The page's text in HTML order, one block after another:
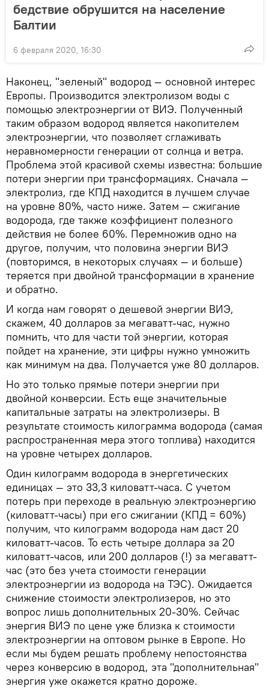
бедствие обрушится на население
Балтии
6 февраля 2020, 16:30
Наконец, "зеленый" водород — основной интерес
Европы. Производится электролизом воды с
помощью электроэнергии от ВИЭ. Полученный
таким образом водород является накопителем
электроэнергии, что позволяет сглаживать
неравномерности генерации от солнца и ветра.
Проблема этой красивой схемы известна: большие
потери энергии при трансформациях. Сначала —
электролиз, где КПД находится в лучшем случае
на уровне 80%, часто ниже. Затем — сжигание
водорода, где также коэффициент полезного
действия не более 60%. Перемножив одно на
другое, получим, что половина энергии ВИЭ
(повторимся, в некоторых случаях — и больше)
теряется при двойной трансформации в хранение
и обратно.
И когда нам говорят о дешевой энергии ВИЭ,
скажем, 40 долларов за мегаватт-час, нужно
помнить, что для части той энергии, которая
пойдет на хранение, эти цифры нужно умножить
как минимум на два. Получается уже 80 долларов.
Но это только прямые потери энергии при
двойной конверсии. Есть еще значительные
капитальные затраты на электролизеры. В
результате стоимость килограмма водорода (самая
распространенная мера этого топлива) находится
на уровне четырех долларов.
Один килограмм водорода в энергетических
единицах — это 33,3 киловатт-часа. С учетом
потерь при переходе в реальную электроэнергию
(киловатт-часы) при его сжигании (КПД = 60%)
получим, что килограмм водорода нам даст 20
киловатт-часов. То есть четыре доллара за 20
киловатт-часов, или 200 долларов (!) за мегаватт-
час (это без учета стоимости генерации
электроэнергии из водорода на ТЭС). Ожидается
снижение стоимости электролизеров, но это
вопрос лишь дополнительных 20-30%. Сейчас
энергия ВИЭ по цене уже близка к стоимости
электроэнергии на оптовом рынке в Европе. Но
если мы будем решать проблему непостоянства
через конверсию в водород, эта "дополнительная"
энергия уже окажется кратно дороже.